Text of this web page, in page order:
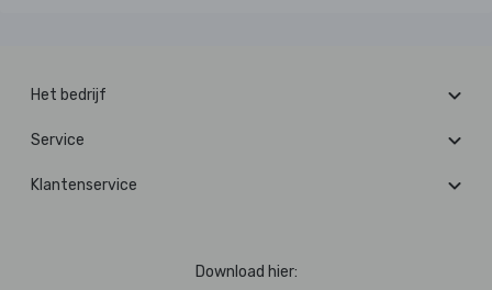
Het bedrijf
Service
Klantenservice
Download hier: